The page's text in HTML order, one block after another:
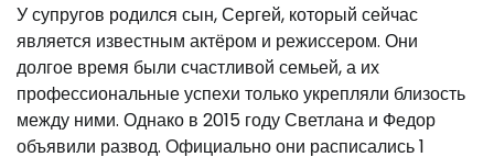
У супругов родился сын, Сергей, который сейчас
является известным актёром и режиссером. Они
долгое время были счастливой семьей, а их
профессиональные успехи только укрепляли близость
между ними. Однако в 2015 году Светлана и Федор
объявили развод. Официально они расписались 1